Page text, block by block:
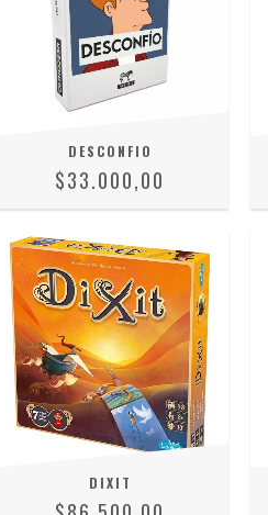
DESCONFIO
$33.000,00
DIXIT